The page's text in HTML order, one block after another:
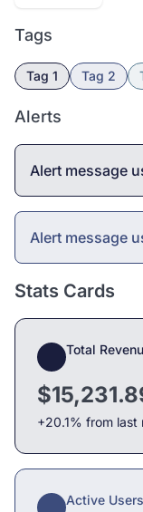
Tags
Tag 1 Tag 2
Alerts
Alert message
Alert message
Stats Cards
Total
+20.1% from last
Active Users